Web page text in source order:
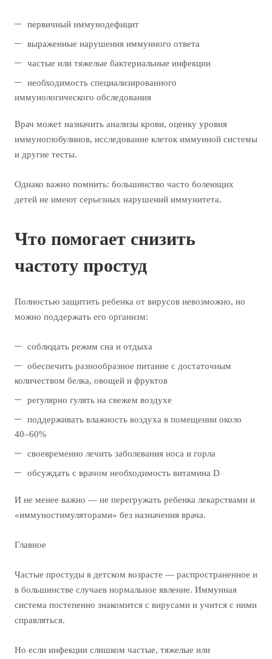
первичный иммунодефицит
выраженные нарушения иммунного ответа
частые или тяжелые бактериальные инфекции
необходимость специализированного
иммунологического обследования
Врач может назначить анализы крови, оценку уровня
иммуноглобулинов, исследование клеток иммунной системы
и другие тесты.
Однако важно помнить: большинство часто болеющих
детей не имеют серьезных нарушений иммунитета.
Что помогает снизить
частоту простуд
Полностью защитить ребенка от вирусов невозможно, но
можно поддержать его организм:
соблюдать режим сна и отдыха
обеспечить разнообразное питание с достаточным
количеством белка, овощей и фруктов
регулярно гулять на свежем воздухе
поддерживать влажность воздуха в помещении около
40–60%
своевременно лечить заболевания носа и горла
обсуждать с врачом необходимость витамина D
И не менее важно — не перегружать ребенка лекарствами и
«иммуностимуляторами» без назначения врача.
Главное
Частые простуды в детском возрасте — распространенное и
в большинстве случаев нормальное явление. Иммунная
система постепенно знакомится с вирусами и учится с ними
справляться.
Но если инфекции слишком частые, тяжелые или